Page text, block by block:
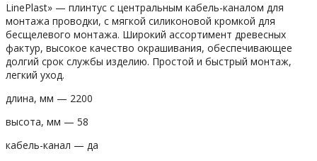
LinePlast» — плинтус с центральным кабель-каналом для
монтажа проводки, с мягкой силиконовой кромкой для
бесщелевого монтажа. Широкий ассортимент древесных
фактур, высокое качество окрашивания, обеспечивающее
долгий срок службы изделию. Простой и быстрый монтаж,
легкий уход.
длина, мм — 2200
высота, мм — 58
кабель-канал — да